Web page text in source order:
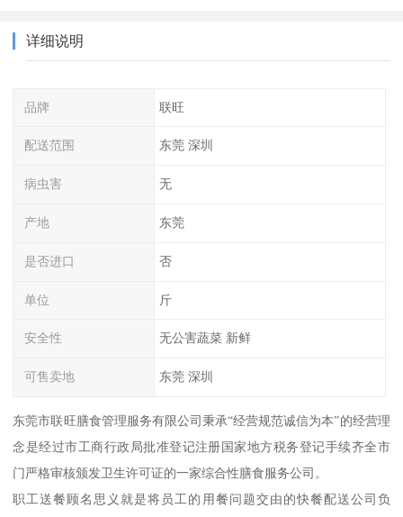
详细说明
品牌 联旺
配送范围 东莞 深圳
病虫害 无
产地 东莞
是否进口 否
单位 斤
安全性 无公害蔬菜 新鲜
可售卖地 东莞 深圳
东莞市联旺膳食管理服务有限公司秉承“经营规范诚信为本”的经营理
念是经过市工商行政局批准登记注册国家地方税务登记手续齐全市
门严格审核颁发卫生许可证的一家综合性膳食服务公司。
职工送餐顾名思义就是将员工的用餐问题交由的快餐配送公司负